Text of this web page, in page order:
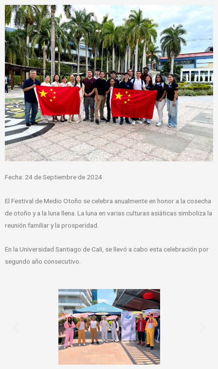
Fecha: 24 de Septiembre de 2024
El Festival de Medio Otoño se celebra anualmente en honor a la cosecha
de otoño y a la luna llena. La luna en varias culturas asiáticas simboliza la
reunión familiar y la prosperidad.
En la Universidad Santiago de Cali, se llevó a cabo esta celebración por
segundo año consecutivo.